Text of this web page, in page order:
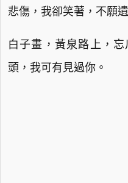
悲傷，我卻笑著，不願遺
白子畫，黃泉路上，
頭，我可有見過你。